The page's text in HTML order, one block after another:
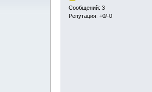
Сообщений: 3
Репутация: +0/-0